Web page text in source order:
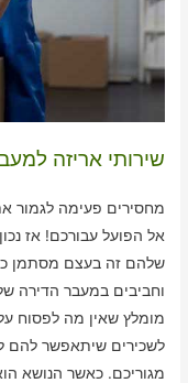
שירותי אריזה
מחסירים פעימה לגמור
אל הפועל עבורכם! אז
שלהם זה בעצם מסתמן
וחביבים במעבר הדירה
מומלץ שאין מה לפסוח
לשכירים שיתאפשר להם
מגוריכם. כאשר הנושא